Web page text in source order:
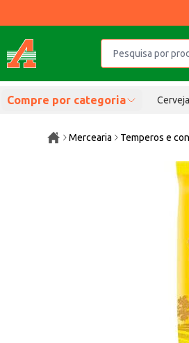
Compre por categoria
Mercearia Temperos e